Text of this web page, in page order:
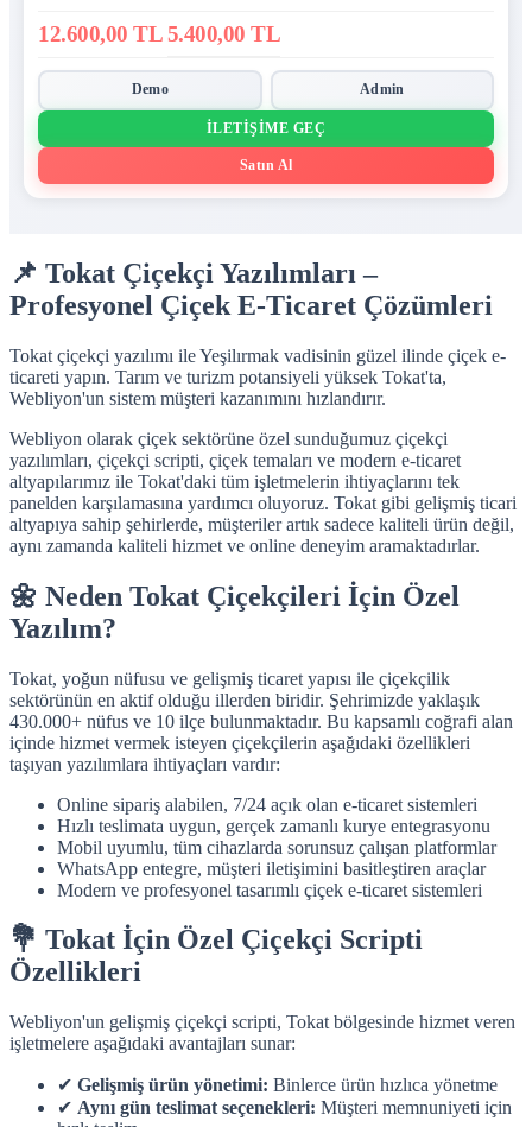
12.600,00 TL5.400,00 TL
Demo Admin
İLETIŞIME GEÇ
Satın Al
📌 Tokat Çiçekçi Yazılımları –
Profesyonel Çiçek E-Ticaret Çözümleri
Tokat çiçekçi yazılımı ile Yeşilırmak vadisinin güzel ilinde çiçek e-
ticareti yapın. Tarım ve turizm potansiyeli yüksek Tokat'ta,
Webliyon'un sistem müşteri kazanımını hızlandırır.
Webliyon olarak çiçek sektörüne özel sunduğumuz çiçekçi
yazılımları, çiçekçi scripti, çiçek temaları ve modern e-ticaret
altyapılarımız ile Tokat'daki tüm işletmelerin ihtiyaçlarını tek
panelden karşılamasına yardımcı oluyoruz. Tokat gibi gelişmiş ticari
altyapıya sahip şehirlerde, müşteriler artık sadece kaliteli ürün değil,
aynı zamanda kaliteli hizmet ve online deneyim aramaktadırlar.
🌼 Neden Tokat Çiçekçileri İçin Özel
Yazılım?
Tokat, yoğun nüfusu ve gelişmiş ticaret yapısı ile çiçekçilik
sektörünün en aktif olduğu illerden biridir. Şehrimizde yaklaşık
430.000+ nüfus ve 10 ilçe bulunmaktadır. Bu kapsamlı coğrafi alan
içinde hizmet vermek isteyen çiçekçilerin aşağıdaki özellikleri
taşıyan yazılımlara ihtiyaçları vardır:
Online sipariş alabilen, 7/24 açık olan e-ticaret sistemleri
Hızlı teslimata uygun, gerçek zamanlı kurye entegrasyonu
Mobil uyumlu, tüm cihazlarda sorunsuz çalışan platformlar
WhatsApp entegre, müşteri iletişimini basitleştiren araçlar
Modern ve profesyonel tasarımlı çiçek e-ticaret sistemleri
💐 Tokat İçin Özel Çiçekçi Scripti
Özellikleri
Webliyon'un gelişmiş çiçekçi scripti, Tokat bölgesinde hizmet veren
işletmelere aşağıdaki avantajları sunar:
✔ Gelişmiş ürün yönetimi: Binlerce ürün hızlıca yönetme
✔ Aynı gün teslimat seçenekleri: Müşteri memnuniyeti için